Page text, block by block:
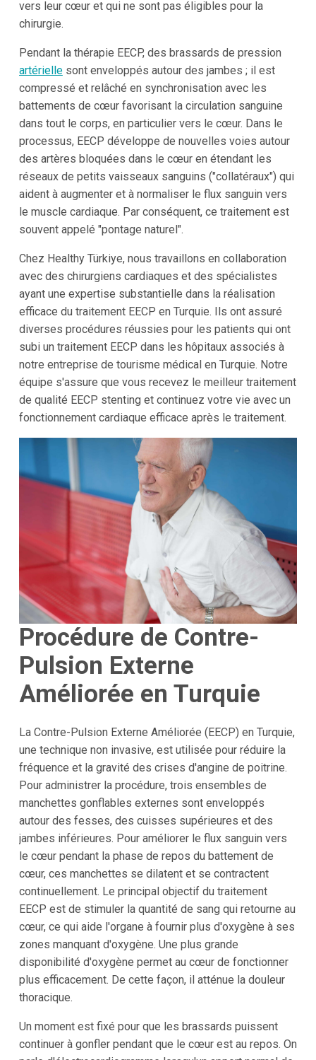
vers leur cœur et qui ne sont pas éligibles pour la
chirurgie.
Pendant la thérapie EECP, des brassards de pression
artériellesont enveloppés autour des jambes ; il est
compressé et relâché en synchronisation avec les
battements de cœur favorisant la circulation sanguine
dans tout le corps, en particulier vers le cœur. Dans le
processus, EECP développe de nouvelles voies autour
des artères bloquées dans le cœur en étendant les
réseaux de petits vaisseaux sanguins ("collatéraux") qui
aident à augmenter et à normaliser le flux sanguin vers
le muscle cardiaque. Par conséquent, ce traitement est
souvent appelé "pontage naturel".
Chez Healthy Türkiye, nous travaillons en collaboration
avec des chirurgiens cardiaques et des spécialistes
ayant une expertise substantielle dans la réalisation
efficace du traitement EECP en Turquie. Ils ont assuré
diverses procédures réussies pour les patients qui ont
subi un traitement EECP dans les hôpitaux associés à
notre entreprise de tourisme médical en Turquie. Notre
équipe s'assure que vous recevez le meilleur traitement
de qualité EECP stenting et continuez votre vie avec un
fonctionnement cardiaque efficace après le traitement.
Procédure de Contre-
Pulsion Externe
Améliorée en Turquie
La Contre-Pulsion Externe Améliorée (EECP) en Turquie,
une technique non invasive, est utilisée pour réduire la
fréquence et la gravité des crises d'angine de poitrine.
Pour administrer la procédure, trois ensembles de
manchettes gonflables externes sont enveloppés
autour des fesses, des cuisses supérieures et des
jambes inférieures. Pour améliorer le flux sanguin vers
le cœur pendant la phase de repos du battement de
cœur, ces manchettes se dilatent et se contractent
continuellement. Le principal objectif du traitement
EECP est de stimuler la quantité de sang qui retourne au
cœur, ce qui aide l'organe à fournir plus d'oxygène à ses
zones manquant d'oxygène. Une plus grande
disponibilité d'oxygène permet au cœur de fonctionner
plus efficacement. De cette façon, il atténue la douleur
thoracique.
Un moment est fixé pour que les brassards puissent
continuer à gonfler pendant que le cœur est au repos. On